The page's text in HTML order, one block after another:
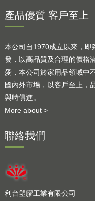
產品優質 客戶至上
本公司自1970成立以來，即
發，以高品質及合理的價格
愛，本公司於家用品領域中
國內外市場，以客戶至上，
與時俱進。
More about >
聯絡我們
利台塑膠工業有限公司